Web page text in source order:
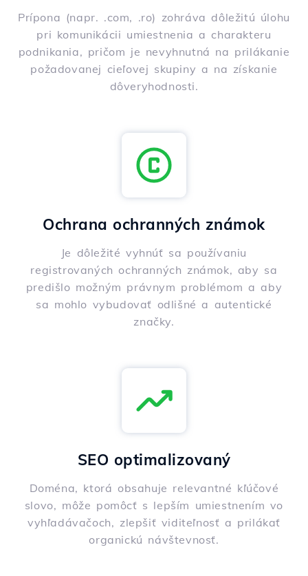
Prípona (napr. .com, .ro) zohráva dôležitú úlohu
pri komunikácii umiestnenia a charakteru
podnikania, pričom je nevyhnutná na prilákanie
požadovanej cieľovej skupiny a na získanie
dôveryhodnosti.
Ochrana ochranných známok
Je dôležité vyhnúť sa používaniu
registrovaných ochranných známok, aby sa
predišlo možným právnym problémom a aby
sa mohlo vybudovať odlišné a autentické
značky.
SEO optimalizovaný
Doména, ktorá obsahuje relevantné kľúčové
slovo, môže pomôcť s lepším umiestnením vo
vyhľadávačoch, zlepšiť viditeľnosť a prilákať
organickú návštevnosť.